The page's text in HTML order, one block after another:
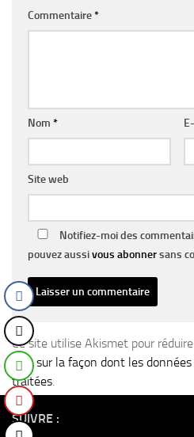
Commentaire*
Nom *
Site web
Notifiez-moi des
pouvez aussivous abonnersans
Ce site utilise Akismet pour
plus sur la façon dont les
traitées
SUIVRE :